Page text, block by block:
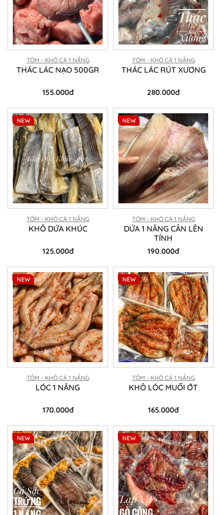
TÔM - KHÔ CÁ 1 NẮNG
THÁC LÁC NẠO 500GR
155.000đ
TÔM - KHÔ CÁ 1 NẮNG
THÁC LÁC RÚT XƯƠNG
280.000đ
TÔM - KHÔ CÁ 1 NẮNG
KHÔ DỨA KHÚC
125.000đ
NEW
TÔM - KHÔ CÁ 1 NẮNG
DỨA 1 NẮNG CÂN LÊN
TÍNH
190.000đ
NEW
TÔM - KHÔ CÁ 1 NẮNG
LÓC 1 NẮNG
170.000đ
NEW
TÔM - KHÔ CÁ 1 NẮNG
KHÔ LÓC MUỐI ỚT
165.000đ
NEW
NEW NEW